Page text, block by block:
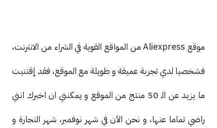
موقع Aliexpress من المواقع القوية في الشراء من الانترنت،
فشخصيا لدي تجربة عميقة و طويلة مع الموقع، فقد إقتنيت
ما يزيد عن الـ 50 منتج من الموقع و يمكنني ان اخبرك انني
راضي تماما عنها، و نحن الآن في شهر نوفمبر، شهر التجارة و